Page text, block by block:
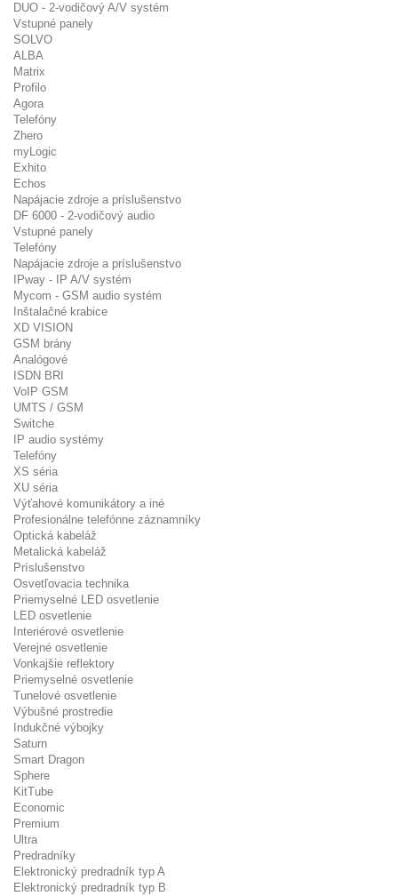
DUO - 2-vodičový A/V systém
Vstupné panely
SOLVO
ALBA
Matrix
Profilo
Agora
Telefóny
Zhero
myLogic
Exhito
Echos
Napájacie zdroje a príslušenstvo
DF 6000 - 2-vodičový audio
Vstupné panely
Telefóny
Napájacie zdroje a príslušenstvo
IPway - IP A/V systém
Mycom - GSM audio systém
Inštalačné krabice
XD VISION
GSM brány
Analógové
ISDN BRI
VoIP GSM
UMTS / GSM
Switche
IP audio systémy
Telefóny
XS séria
XU séria
Výťahové komunikátory a iné
Profesionálne telefónne záznamníky
Optická kabeláž
Metalická kabeláž
Príslušenstvo
Osvetľovacia technika
Priemyselné LED osvetlenie
LED osvetlenie
Interiérové osvetlenie
Verejné osvetlenie
Vonkajšie reflektory
Priemyselné osvetlenie
Tunelové osvetlenie
Výbušné prostredie
Indukčné výbojky
Saturn
Smart Dragon
Sphere
KitTube
Economic
Premium
Ultra
Predradníky
Elektronický predradník typ A
Elektronický predradník typ B